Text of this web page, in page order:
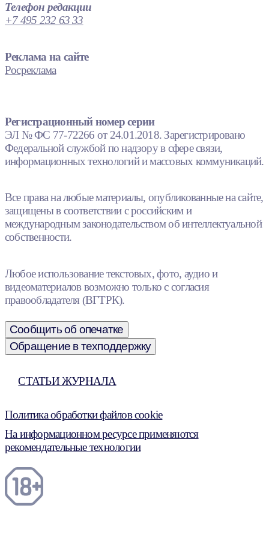
Телефон редакции
+7 495 232 63 33
Реклама на сайте
Росреклама
Регистрационный номер серии
ЭЛ № ФС 77-72266 от 24.01.2018. Зарегистрировано
Федеральной службой по надзору в сфере связи,
информационных технологий и массовых коммуникаций.
Все права на любые материалы, опубликованные на сайте,
защищены в соответствии с российским и
международным законодательством об интеллектуальной
собственности.
Любое использование текстовых, фото, аудио и
видеоматериалов возможно только с согласия
правообладателя (ВГТРК).
Сообщить об опечатке
Обращение в техподдержку
СТАТЬИ ЖУРНАЛА
Политика обработки файлов cookie
На информационном ресурсе применяются
рекомендательные технологии